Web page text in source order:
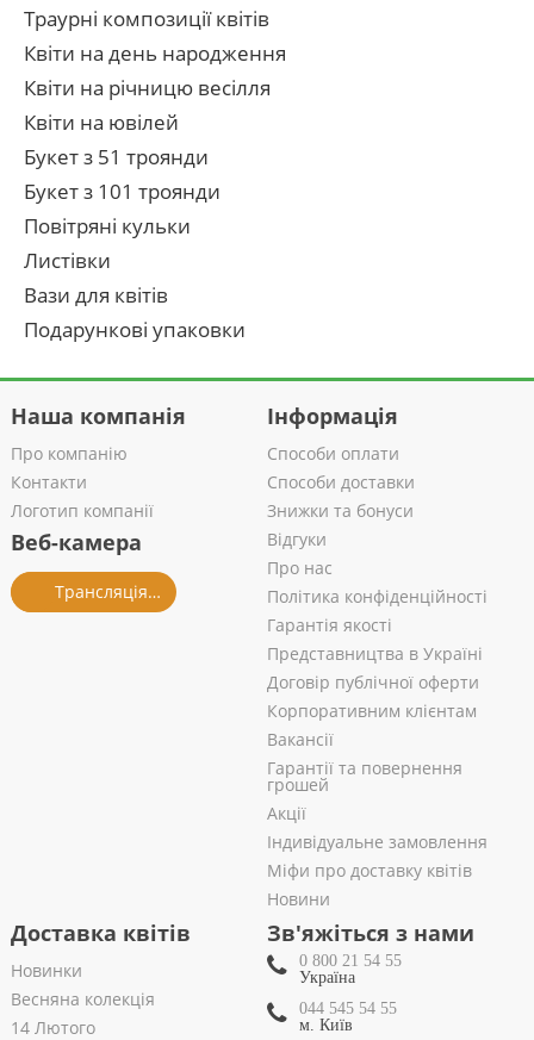
Траурні композиції квітів
Квіти на день народження
Квіти на річницю весілля
Квіти на ювілей
Букет з 51 троянди
Букет з 101 троянди
Повітряні кульки
Листівки
Вази для квітів
Подарункові упаковки
Наша компанія
Про компанію
Контакти
Логотип компанії
Веб-камера
Трансляція із салону
Інформація
Способи оплати
Способи доставки
Знижки та бонуси
Відгуки
Про нас
Політика конфіденційності
Гарантія якості
Представництва в Україні
Договір публічної оферти
Корпоративним клієнтам
Вакансії
Гарантії та повернення
грошей
Акції
Індивідуальне замовлення
Міфи про доставку квітів
Новини
Доставка квітів
Новинки
Весняна колекція
14 Лютого
Зв'яжіться з нами
0 800 21 54 55
Україна
044 545 54 55
м. Київ